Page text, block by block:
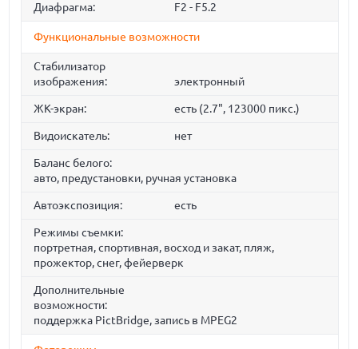
Диафрагма: F2 - F5.2
Функциональные возможности
Стабилизатор
изображения:
электронный
ЖК-экран: есть (2.7", 123000 пикс.)
Видоискатель: нет
Баланс белого:
авто, предустановки, ручная установка
Автоэкспозиция: есть
Режимы съемки:
портретная, спортивная, восход и закат, пляж,
прожектор, снег, фейерверк
Дополнительные
возможности:
поддержка PictBridge, запись в MPEG2